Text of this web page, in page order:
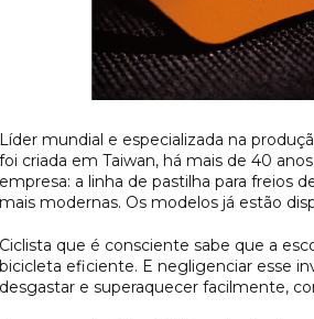
Líder mundial e especializada na
foi criada em Taiwan, há mais de 40
empresa: a linha de pastilha para freios
mais modernas. Os modelos já estão
Ciclista que é consciente sabe que a
bicicleta eficiente. E negligenciar esse
desgastar e superaquecer facilmente,